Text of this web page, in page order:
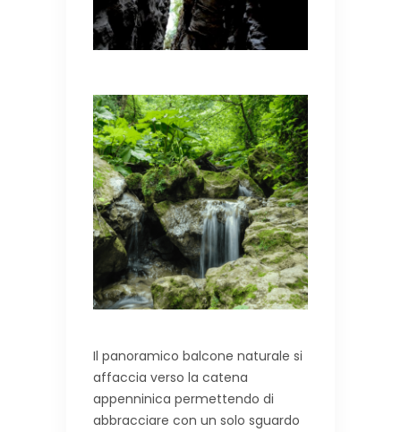
Il panoramico balcone naturale si
affaccia verso la catena
appenninica permettendo di
abbracciare con un solo sguardo